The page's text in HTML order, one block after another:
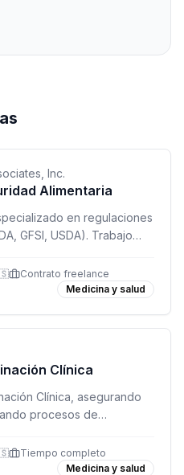
Inc.
Alimentaria
en regulaciones
GFSI, USDA). Trabajo
Contrato freelance
Medicina y salud
Clínica
Clínica, asegurando
procesos de
Tiempo completo
Medicina y salud